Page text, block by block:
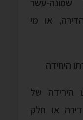
שמונה‑עשר
או מי
היחידה
היחידה של
או חלק